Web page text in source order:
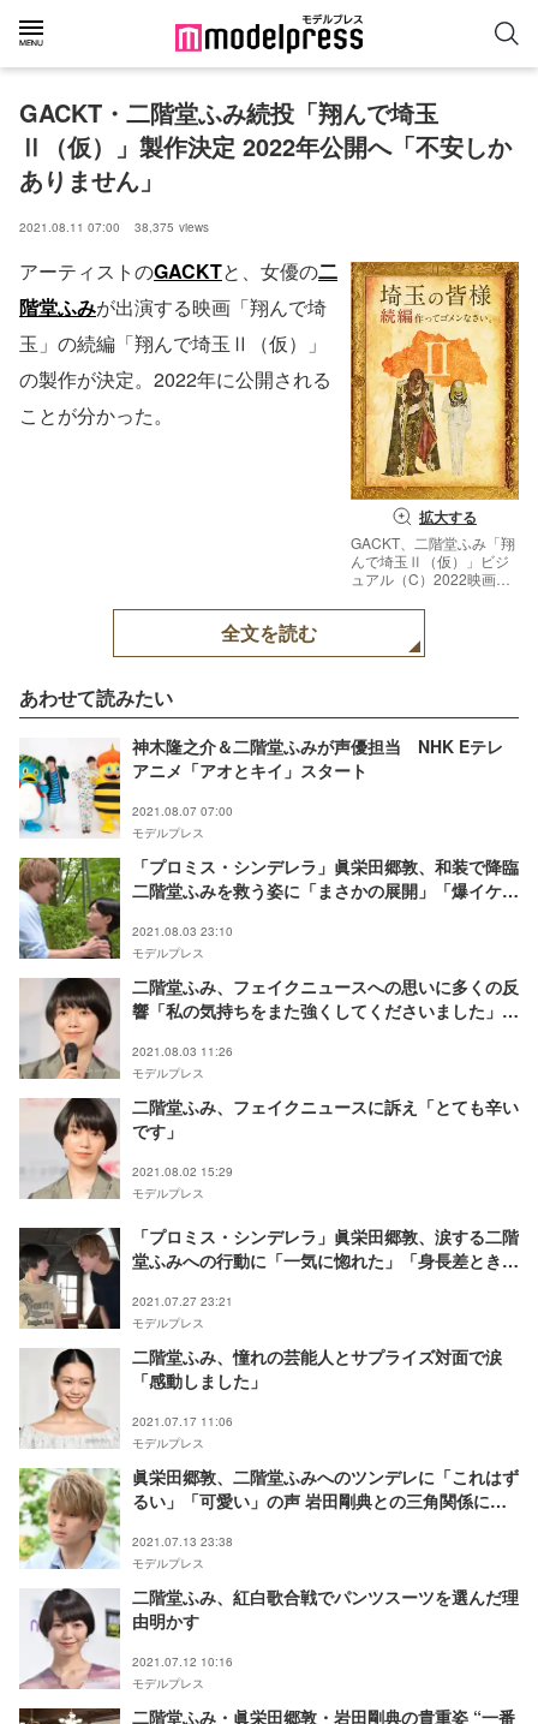
GACKT・二階堂ふみ続投「翔んで埼玉
Ⅱ（仮）」製作決定 2022年公開へ「不安しか
ありません」
2021.08.11 07:00 38,375 views
拡大する
GACKT、二階堂ふみ「翔
んで埼玉Ⅱ（仮）」ビジ
ュアル（C）2022映画
会
アーティストのGACKTと、女優の二
階堂ふみが出演する映画「翔んで埼
玉」の続編「翔んで埼玉Ⅱ（仮）」
の製作が決定。2022年に公開される
ことが分かった。
全文を読む
あわせて読みたい
神木隆之介＆二階堂ふみが声優担当 NHK Eテレ
アニメ「アオとキイ」スタート
2021.08.07 07:00
モデルプレス
「プロミス・シンデレラ」眞栄田郷敦、和装で降臨
二階堂ふみを救う姿に「まさかの展開」「爆イケ」
2021.08.03 23:10
モデルプレス
二階堂ふみ、フェイクニュースへの思いに多くの反
響「私の気持ちをまた強くしてくださいました」励
2021.08.03 11:26
モデルプレス
二階堂ふみ、フェイクニュースに訴え「とても辛い
です」
2021.08.02 15:29
モデルプレス
「プロミス・シンデレラ」眞栄田郷敦、涙する二階
堂ふみへの行動に「一気に惚れた」「身長差ときめ
2021.07.27 23:21
モデルプレス
二階堂ふみ、憧れの芸能人とサプライズ対面で涙
「感動しました」
2021.07.17 11:06
モデルプレス
眞栄田郷敦、二階堂ふみへのツンデレに「これはず
るい」「可愛い」の声 岩田剛典との三角関係にも
2021.07.13 23:38
モデルプレス
二階堂ふみ、紅白歌合戦でパンツスーツを選んだ理
由明かす
2021.07.12 10:16
モデルプレス
二階堂ふみ・眞栄田郷敦・岩田剛典の貴重姿 “一番